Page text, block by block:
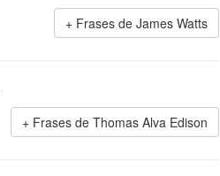
Frases de James Watts
Frases de Thomas Alva Edison